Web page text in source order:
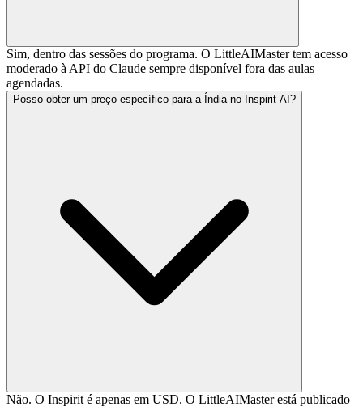
Sim, dentro das sessões do programa. O LittleAIMaster tem acesso
moderado à API do Claude sempre disponível fora das aulas
agendadas.
Posso obter um preço específico para a Índia no Inspirit AI?
Não. O Inspirit é apenas em USD. O LittleAIMaster está publicado